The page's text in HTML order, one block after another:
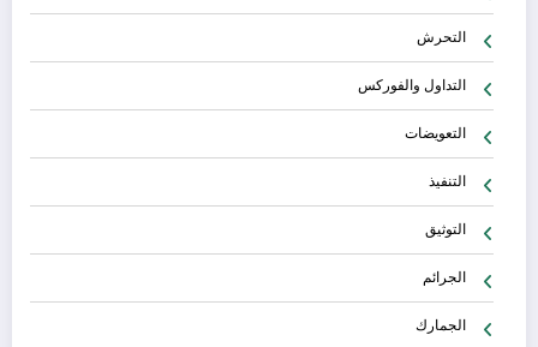
التحرش
التداول والفوركس
التعويضات
التنفيذ
التوثيق
الجرائم
الجمارك